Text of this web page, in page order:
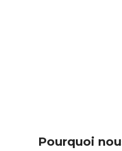
Pourquoi